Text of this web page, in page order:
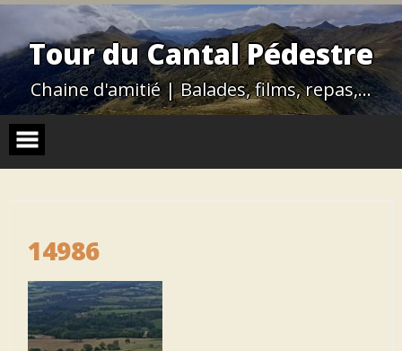
Skip
contentTour du Cantal Pédestre
Chaine d'amitié | Balades, films, repas,…
14986